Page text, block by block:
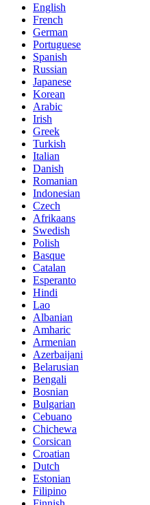
English
French
German
Portuguese
Spanish
Russian
Japanese
Korean
Arabic
Irish
Greek
Turkish
Italian
Danish
Romanian
Indonesian
Czech
Afrikaans
Swedish
Polish
Basque
Catalan
Esperanto
Hindi
Lao
Albanian
Amharic
Armenian
Azerbaijani
Belarusian
Bengali
Bosnian
Bulgarian
Cebuano
Chichewa
Corsican
Croatian
Dutch
Estonian
Filipino